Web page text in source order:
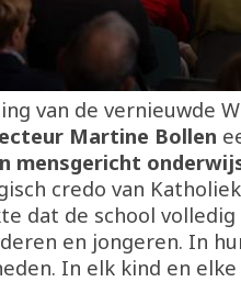
van de vernieuwde
Martine Bollen
mensgericht
credo van
dat de school
en jongeren. In
In elk kind en